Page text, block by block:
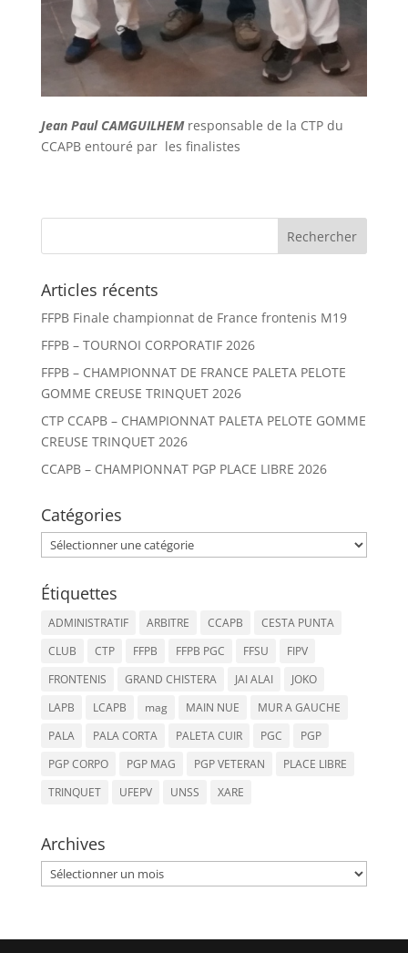
Jean Paul CAMGUILHEMresponsable de la CTP du
CCAPB entouré par les finalistes
Articles récents
FFPB Finale championnat de France frontenis M19
FFPB – TOURNOI CORPORATIF 2026
FFPB – CHAMPIONNAT DE FRANCE PALETA PELOTE
GOMME CREUSE TRINQUET 2026
CTP CCAPB – CHAMPIONNAT PALETA PELOTE GOMME
CREUSE TRINQUET 2026
CCAPB – CHAMPIONNAT PGP PLACE LIBRE 2026
Catégories
Catégories
Étiquettes
ADMINISTRATIF ARBITRE CCAPB
CESTA PUNTA
CLUB
CTP FFPB FFPB PGC FFSU
FIPV
FRONTENIS
GRAND CHISTERA JAI ALAI
JOKO
LAPB
LCAPB mag MAIN NUE
MUR A GAUCHE
PALA
PALA CORTA PALETA CUIR PGC
PGP
PGP CORPO
PGP MAG PGP VETERAN
PLACE LIBRE
TRINQUET
UFEPV UNSS XARE
Archives
Archives